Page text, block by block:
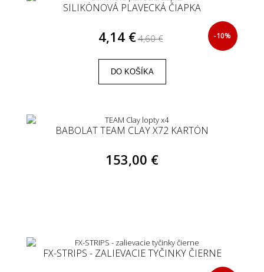
SILIKÓNOVÁ PLAVECKÁ ČIAPKA
4,14 €4,60 € -10%
DO KOŠÍKA
BABOLAT TEAM CLAY X72 KARTÓN
153,00 €
FX-STRIPS - ZALIEVACIE TYČINKY ČIERNE